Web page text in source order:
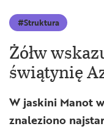
Struktura
Żółw
świątynię
W jaskini Manot
znaleziono